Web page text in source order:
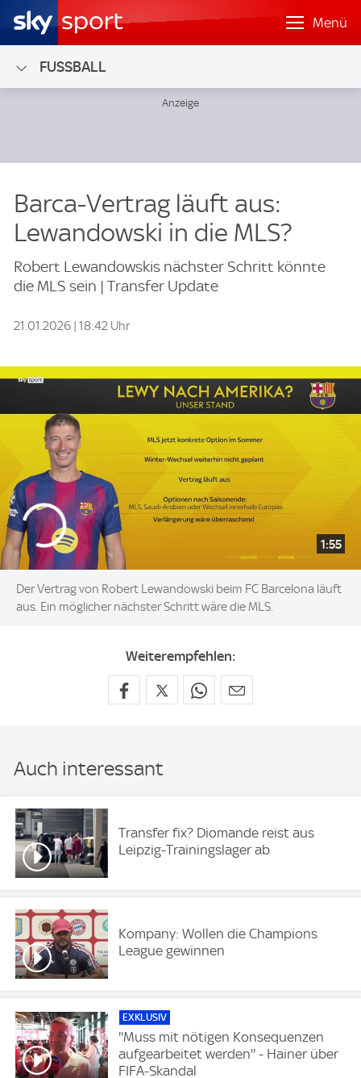
Menü
FUSSBALL
Barca-Vertrag läuft aus:
Lewandowski in die MLS?
Robert Lewandowskis nächster Schritt könnte
die MLS sein | Transfer Update
21.01.2026 | 18:42 Uhr
1:55
Der Vertrag von Robert Lewandowski beim FC Barcelona läuft
aus. Ein möglicher nächster Schritt wäre die MLS.
Weiterempfehlen:
Auch interessant
Transfer fix? Diomande reist aus
Leipzig-Trainingslager ab
Kompany: Wollen die Champions
League gewinnen
EXKLUSIV
''Muss mit nötigen Konsequenzen
aufgearbeitet werden'' - Hainer über
FIFA-Skandal